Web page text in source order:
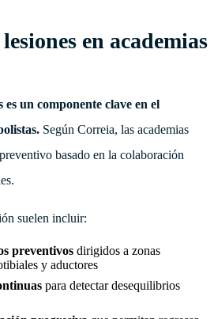
en academias
un componente clave en el
Según Correia, las academias
basado en la colaboración
suelen incluir:
preventivos dirigidos a zonas
y aductores
para detectar desequilibrios